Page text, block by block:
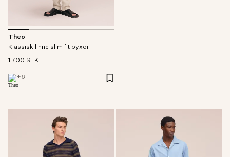
Theo
Klassisk linne slim fit byxor
1 700 SEK
+6